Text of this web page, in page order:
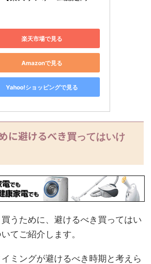
楽天市場で見る
Amazonで見る
Yahoo!ショッピングで見る
に避けるべき買ってはいけ
うために、避けるべき買ってはい
てご紹介します。
ミングが避けるべき時期と考えら